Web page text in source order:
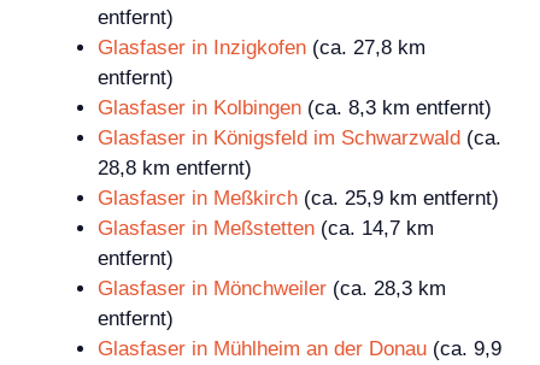
entfernt)
Glasfaser in Inzigkofen (ca. 27,8 km
entfernt)
Glasfaser in Kolbingen (ca. 8,3 km entfernt)
Glasfaser in Königsfeld im Schwarzwald (ca.
28,8 km entfernt)
Glasfaser in Meßkirch (ca. 25,9 km entfernt)
Glasfaser in Meßstetten (ca. 14,7 km
entfernt)
Glasfaser in Mönchweiler (ca. 28,3 km
entfernt)
Glasfaser in Mühlheim an der Donau (ca. 9,9